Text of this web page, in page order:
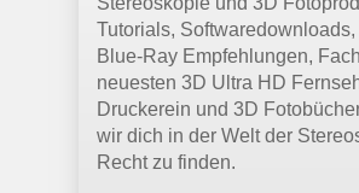
Tutorials, Softwaredownloads,
Blue-Ray Empfehlungen,
neuesten 3D Ultra HD
Druckerein und 3D
wir dich in der Welt der
Recht zu finden.